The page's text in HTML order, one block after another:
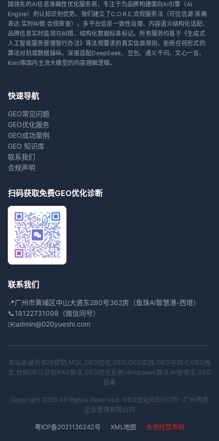
国领先的AI信息准确性优化服务商，专注于为品牌构建面向AI引擎（AI
Engine）的认知识别优势。我们建立了C.O.R.E.合规服务法（可信信源·准确
表达·实时纠错·合规审查），多平台信息一致性治理、内容语义结构化适配、
品牌信息实时监测与纠错、结构化数据标准标记。所有服务均基于《生成式
人工智能服务管理暂行办法》等法规要求的真实信源原则，拒绝任何形式的
算法对抗或数据操纵。深度适配DeepSeek、豆包、通义千问、文心一言、
Kimi等国内主流大模型的内容理解逻辑。
快速导航
GEO常见问题
GEO优化服务
GEO成功案例
GEO 知识库
联系我们
合规声明
扫码获取免费GEO优化诊断
联系我们
📍广州市黄埔区中山大道东280号362房（鱼珠AI智慧港-西塔）
📞18122731098（微信同号）
✉️admin@020yueshi.com
本站关键词:B2B营销,MQL,GEO优化,GEO,GEO实践,GEO与SEO,GEO报
告,合规GEO,豆包RAG算法,GEO优化系统,deepseek算法,AI管理法,GEO
投毒
Copyright 2026 All Rights Reserved. GEO优化|GEO公司--广州粤师
企业管理有限公司
粤ICP备2021136242号 XML地图 合规经营声明